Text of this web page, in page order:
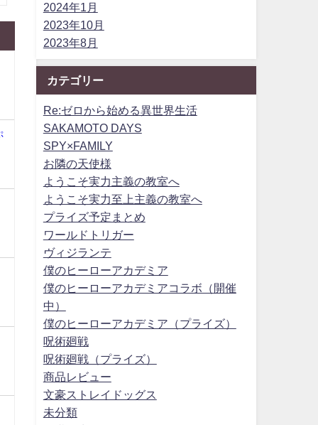
2024年1月
2023年10月
2023年8月
カテゴリー
Re:ゼロから始める異世界生活
SAKAMOTO DAYS
SPY×FAMILY
お隣の天使様
ようこそ実力主義の教室へ
ようこそ実力至上主義の教室へ
プライズ予定まとめ
ワールドトリガー
ヴィジランテ
僕のヒーローアカデミア
僕のヒーローアカデミアコラボ（開催
中）
僕のヒーローアカデミア（プライズ）
呪術廻戦
呪術廻戦（プライズ）
商品レビュー
文豪ストレイドッグス
未分類